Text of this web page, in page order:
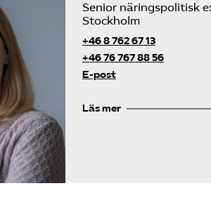
Senior näringspolitisk
Stockholm
+46 8 762 67 13
+46 76 767 88 56
E-post
Läs mer